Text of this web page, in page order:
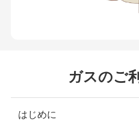
ガスのご
はじめに